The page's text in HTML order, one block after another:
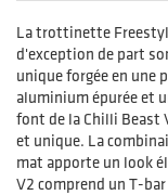
La trottinette
d'exception de part
unique forgée en une
aluminium épurée et
font de la Chilli Beast
et unique. La
mat apporte un look
V2 comprend un T-